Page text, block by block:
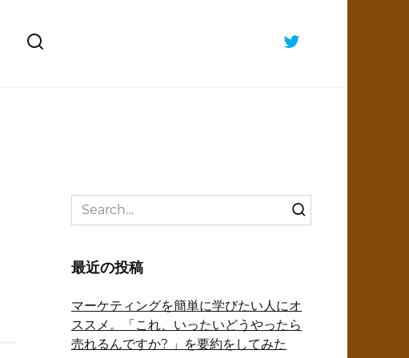
Search
for:
最近の投稿
マーケティングを簡単に学びたい人にオ
ススメ。「これ、いったいどうやったら
売れるんですか? 」を要約をしてみた